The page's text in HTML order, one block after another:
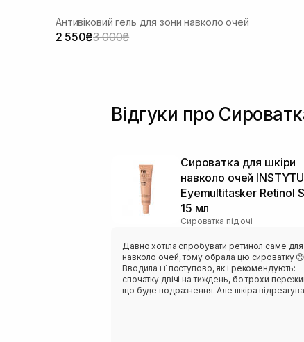
Антивіковий гель для зони навколо очей
2 550₴3 000₴
Відгуки про
Сироватка для шкіри
навколо очей
Eyemultitasker Retinol
15 мл
Сироватка під очі
Давно хотіла спробувати ретинол саме для
навколо очей, тому обрала цю сироватку 😊
Вводила її поступово, як і рекомендують:
спочатку двічі на тиждень, бо трохи
що буде подразнення. Але шкіра